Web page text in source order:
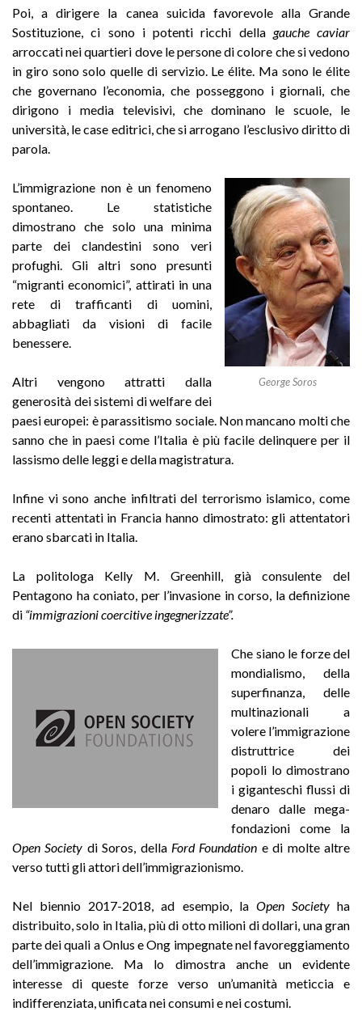
Poi, a dirigere la canea suicida favorevole alla Grande
Sostituzione, ci sono i potenti ricchi della gauche caviar
arroccati nei quartieri dove le persone di colore che si vedono
in giro sono solo quelle di servizio. Le élite. Ma sono le élite
che governano l’economia, che posseggono i giornali, che
dirigono i media televisivi, che dominano le scuole, le
università, le case editrici, che si arrogano l’esclusivo diritto di
parola.
George Soros
L’immigrazione non è un fenomeno
spontaneo. Le statistiche
dimostrano che solo una minima
parte dei clandestini sono veri
profughi. Gli altri sono presunti
“migranti economici”, attirati in una
rete di trafficanti di uomini,
abbagliati da visioni di facile
benessere.
Altri vengono attratti dalla
generosità dei sistemi di welfare dei
paesi europei: è parassitismo sociale. Non mancano molti che
sanno che in paesi come l’Italia è più facile delinquere per il
lassismo delle leggi e della magistratura.
Infine vi sono anche infiltrati del terrorismo islamico, come
recenti attentati in Francia hanno dimostrato: gli attentatori
erano sbarcati in Italia.
La politologa Kelly M. Greenhill, già consulente del
Pentagono ha coniato, per l’invasione in corso, la definizione
di “immigrazioni coercitive ingegnerizzate”.
Che siano le forze del
mondialismo, della
superfinanza, delle
multinazionali a
volere l’immigrazione
distruttrice dei
popoli lo dimostrano
i giganteschi flussi di
denaro dalle mega-
fondazioni come la
Open Society di Soros, della Ford Foundation e di molte altre
verso tutti gli attori dell’immigrazionismo.
Nel biennio 2017-2018, ad esempio, la Open Societyha
distribuito, solo in Italia, più di otto milioni di dollari, una gran
parte dei quali a Onlus e Ong impegnate nel favoreggiamento
dell’immigrazione. Ma lo dimostra anche un evidente
interesse di queste forze verso un’umanità meticcia e
indifferenziata, unificata nei consumi e nei costumi.